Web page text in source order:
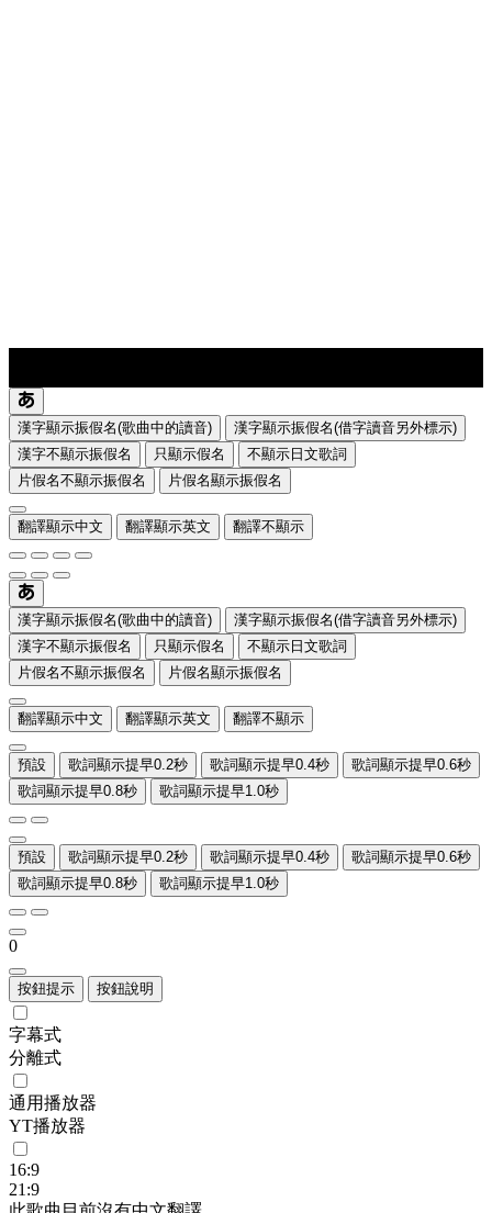
漢字顯示振假名(歌曲中的讀音)
漢字顯示振假名(借字讀音另外標示)
漢字不顯示振假名
只顯示假名
不顯示日文歌詞
片假名不顯示振假名
片假名顯示振假名
翻譯顯示中文 翻譯顯示英文 翻譯不顯示
漢字顯示振假名(歌曲中的讀音)
漢字顯示振假名(借字讀音另外標示)
漢字不顯示振假名
只顯示假名
不顯示日文歌詞
片假名不顯示振假名
片假名顯示振假名
翻譯顯示中文 翻譯顯示英文 翻譯不顯示
預設 歌詞顯示提早0.2秒 歌詞顯示提早0.4秒
歌詞顯示提早0.6秒
歌詞顯示提早0.8秒
歌詞顯示提早1.0秒
預設 歌詞顯示提早0.2秒 歌詞顯示提早0.4秒
歌詞顯示提早0.6秒
歌詞顯示提早0.8秒
歌詞顯示提早1.0秒
0
按鈕提示 按鈕說明
字幕式
分離式
通用播放器
YT播放器
16:9
21:9